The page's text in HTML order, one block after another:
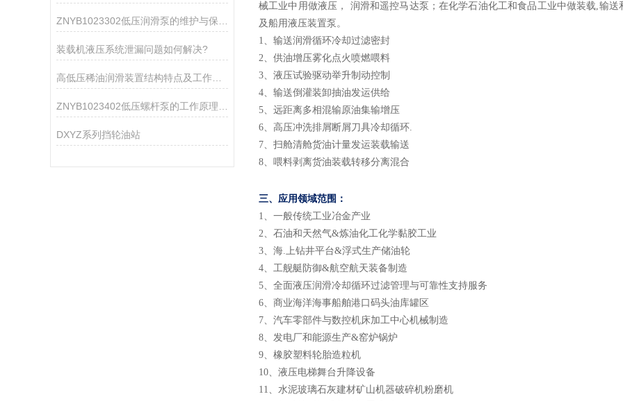
装载机液压系统泄漏问题如何解决?
高低压稀油润滑装置结构特点及工作原理
DXYZ系列挡轮油站
械工业中用做液压， 润滑和遥控马达泵；在化学石油化工和食品工业中做装载,输
及船用液压装置泵。
1、输送润滑循环冷却过滤密封
2、供油增压雾化点火喷燃喂料
3、液压试验驱动举升制动控制
4、输送倒灌装卸抽油发运供给
5、远距离多相混输原油集输增压
6、高压冲洗排屑断屑刀具冷却循环.
7、扫舱清舱货油计量发运装载输送
8、喂料剥离货油装载转移分离混合
三、应用领域范围：
1、一般传统工业冶金产业
2、石油和天然气&炼油化工化学黏胶工业
3、海.上钻井平台&浮式生产储油轮
4、工舰艇防御&航空航天装备制造
5、全面液压润滑冷却循环过滤管理与可靠性支持服务
6、商业海洋海事船舶港口码头油库罐区
7、汽车零部件与数控机床加工中心机械制造
8、发电厂和能源生产&窑炉锅炉
9、橡胶塑料轮胎造粒机
10、液压电梯舞台升降设备
11、水泥玻璃石灰建材矿山机器破碎机粉磨机